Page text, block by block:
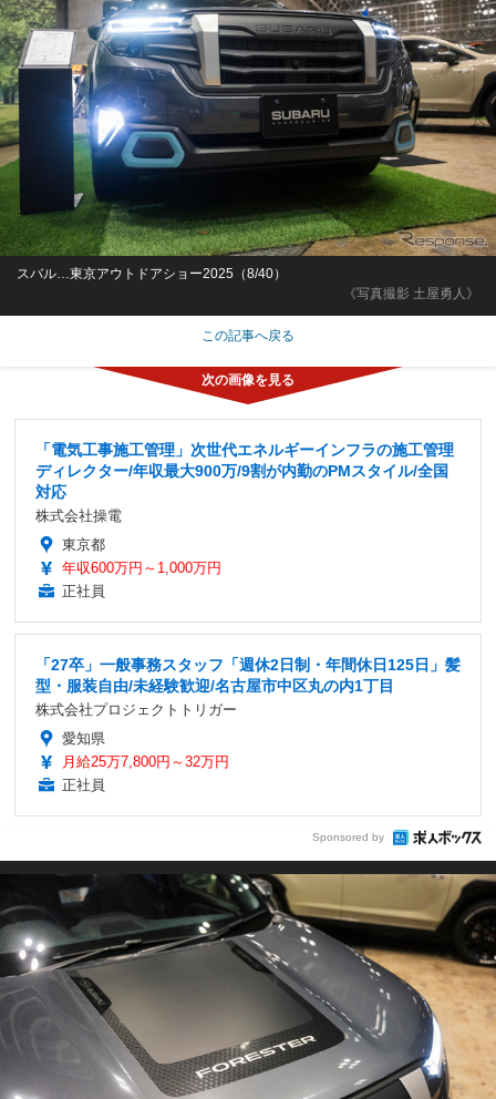
《写真撮影 土屋勇人》
スバル…東京アウトドアショー2025（8/40）
この記事へ戻る
「電気工事施工管理」次世代エネルギーインフラの施工管理
ディレクター/年収最大900万/9割が内勤のPMスタイル/全国
対応
株式会社操電
東京都
年収600万円～1,000万円
正社員
「27卒」一般事務スタッフ「週休2日制・年間休日125日」髪
型・服装自由/未経験歓迎/名古屋市中区丸の内1丁目
株式会社プロジェクトトリガー
愛知県
月給25万7,800円～32万円
正社員
Sponsored by